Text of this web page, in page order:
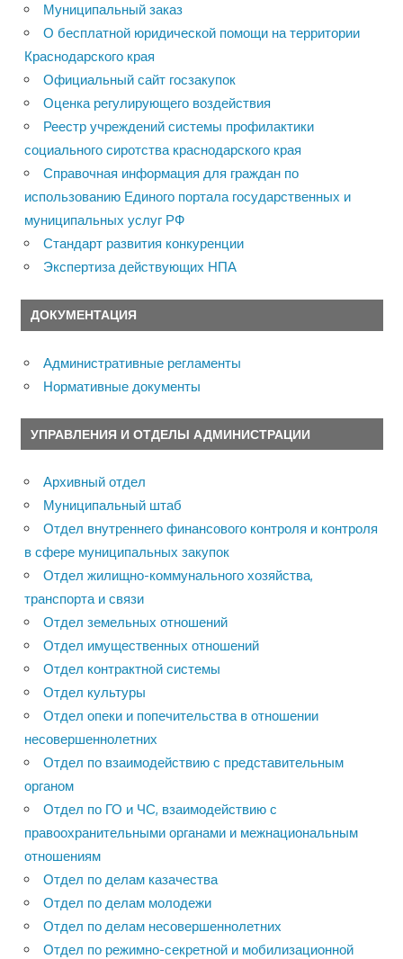
Муниципальный заказ
О бесплатной юридической помощи на территории
Краснодарского края
Официальный сайт госзакупок
Оценка регулирующего воздействия
Реестр учреждений системы профилактики
социального сиротства краснодарского края
Справочная информация для граждан по
использованию Единого портала государственных и
муниципальных услуг РФ
Стандарт развития конкуренции
Экспертиза действующих НПА
ДОКУМЕНТАЦИЯ
Административные регламенты
Нормативные документы
УПРАВЛЕНИЯ И ОТДЕЛЫ АДМИНИСТРАЦИИ
Архивный отдел
Муниципальный штаб
Отдел внутреннего финансового контроля и контроля
в сфере муниципальных закупок
Отдел жилищно-коммунального хозяйства,
транспорта и связи
Отдел земельных отношений
Отдел имущественных отношений
Отдел контрактной системы
Отдел культуры
Отдел опеки и попечительства в отношении
несовершеннолетних
Отдел по взаимодействию с представительным
органом
Отдел по ГО и ЧС, взаимодействию с
правоохранительными органами и межнациональным
отношениям
Отдел по делам казачества
Отдел по делам молодежи
Отдел по делам несовершеннолетних
Отдел по режимно-секретной и мобилизационной